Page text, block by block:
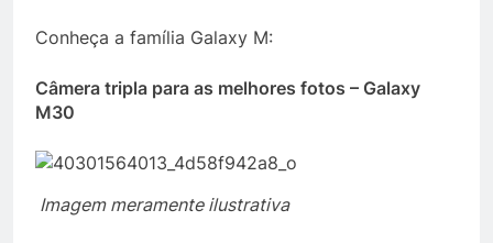
Conheça a família Galaxy M:
Câmera tripla para as melhores fotos – Galaxy
M30
Imagem meramente ilustrativa